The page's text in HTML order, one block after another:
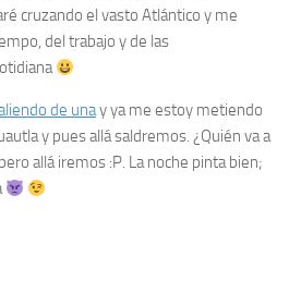
cruzando el vasto Atlántico y me
del trabajo y de las
de unay ya me estoy metiendo
y pues allá saldremos. ¿Quién va a
allá iremos :P. La noche pinta bien;